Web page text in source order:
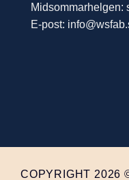
Midsommarhelgen:
E-post:
COPYRIGHT 2026